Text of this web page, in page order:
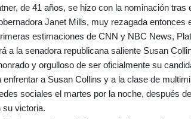
de 41 años, se hizo con la nominación tras
Janet Mills, muy rezagada entonces
estimaciones de CNN y NBC News,
a la senadora republicana saliente Susan
y orgulloso de ser oficialmente su
enfrentar a Susan Collins y a la clase de
sociales el martes por la noche, después
su victoria.